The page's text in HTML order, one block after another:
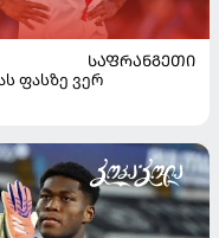
ᲡᲐᲤᲠᲐᲜᲒᲔᲗᲘ
ფასზე ვერ